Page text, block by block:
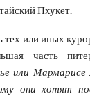
Пхукет.
или иных
часть
или Мармарисе
они хотят